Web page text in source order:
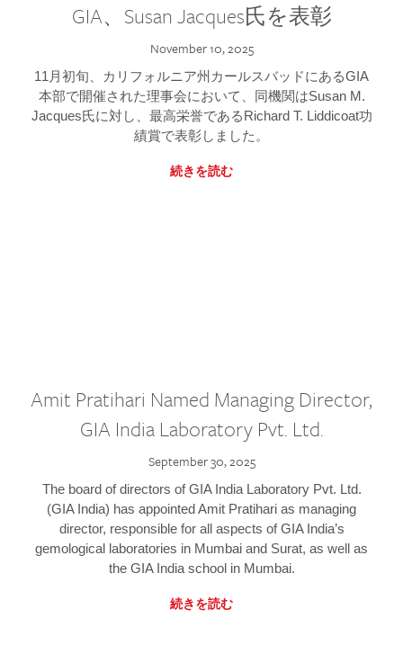
GIA、Susan Jacques氏を表彰
November 10, 2025
11月初旬、カリフォルニア州カールスバッドにあるGIA
本部で開催された理事会において、同機関はSusan M.
Jacques氏に対し、最高栄誉であるRichard T. Liddicoat功
績賞で表彰しました。
続きを読む
Amit Pratihari Named Managing Director,
GIA India Laboratory Pvt. Ltd.
September 30, 2025
The board of directors of GIA India Laboratory Pvt. Ltd.
(GIA India) has appointed Amit Pratihari as managing
director, responsible for all aspects of GIA India’s
gemological laboratories in Mumbai and Surat, as well as
the GIA India school in Mumbai.
続きを読む